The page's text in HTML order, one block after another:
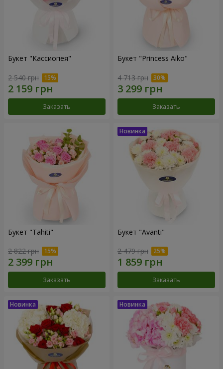
Букет "Кассиопея"
2 540 грн
Заказать
Букет "Princess Aiko"
4 713 грн
Заказать
Букет "Tahiti"
2 822 грн
Заказать
Букет "Avanti"
2 479 грн
Заказать